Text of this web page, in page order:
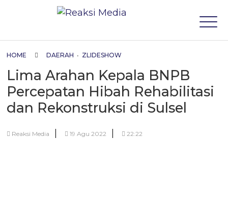
HOME DAERAH • ZLIDESHOW
Lima Arahan Kepala BNPB
Percepatan Hibah Rehabilitasi
dan Rekonstruksi di Sulsel
Reaksi Media 19 Agu 2022 22:22